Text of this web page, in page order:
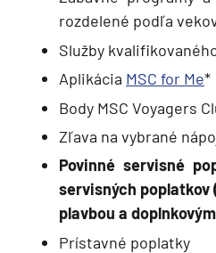
Južný Karibik
Kalifornia a
Karibik a Stredná
Východný Karibik
Západný Karibik
Severná Amerika
Aljaška
Kanada a Nové
rozdelené podľa
Služby
Aplikácia MSC for Me*
Body MSC Voyagers
Zľava na vybrané
Povinné servisné
servisných poplatkov
plavbou a
Prístavné poplatky